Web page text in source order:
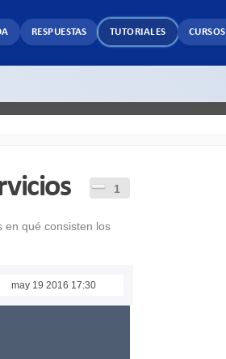
RESPUESTAS TUTORIALES CURSOS
1
en qué consisten los
may 19 2016 17:30